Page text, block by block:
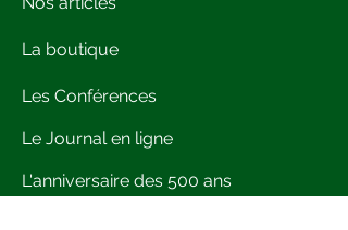
La boutique
Les Conférences
Le Journal en ligne
L'anniversaire des 500 ans